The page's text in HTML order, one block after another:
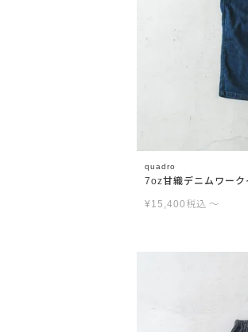
quadro
7oz甘織デニムワーク
¥15,400 税込 〜